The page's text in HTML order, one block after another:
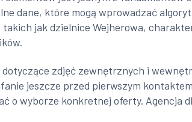
dane, które mogą wprowadzać
jak dzielnice Wejherowa,
dotyczące zdjęć zewnętrznych i
jeszcze przed pierwszym
o wyborze konkretnej oferty. Agencja